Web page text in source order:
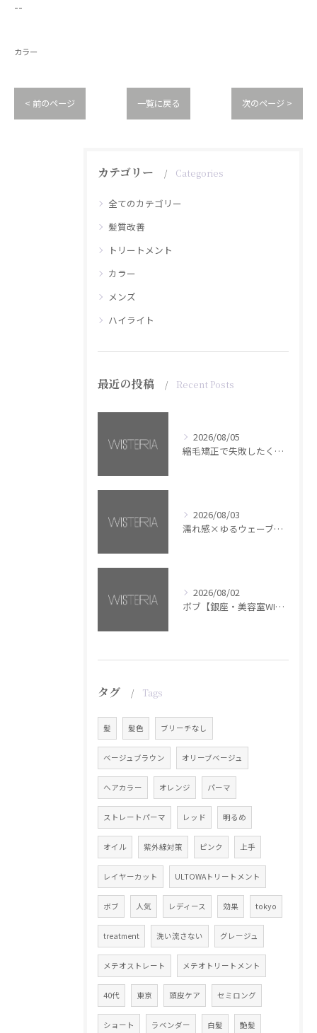
--
カラー
< 前のページ 一覧に戻る 次のページ >
カテゴリー Categories
全てのカテゴリー
髪質改善
トリートメント
カラー
メンズ
ハイライト
最近の投稿 Recent Posts
2026/08/05
縮毛矯正で失敗したくない方へ【銀座・美容室WISTERIA】
2026/08/03
濡れ感×ゆるウェーブミディアム【銀座・美容室WISTERIA】
2026/08/02
ボブ【銀座・美容室WISTERIA】
タグ Tags
髪 髪色 ブリーチなし
ベージュブラウン オリーブベージュ
ヘアカラー オレンジ パーマ
ストレートパーマ レッド 明るめ
オイル 紫外線対策 ピンク 上手
レイヤーカット ULTOWAトリートメント
ボブ 人気 レディース 効果 tokyo
treatment 洗い流さない グレージュ
メテオストレート メテオトリートメント
40代 東京 頭皮ケア セミロング
ショート ラベンダー 白髪 艶髪